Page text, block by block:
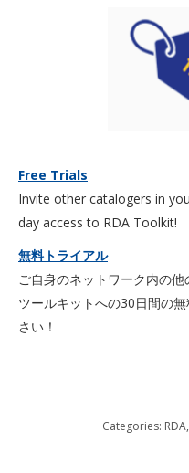
Free Trials
Invite other catalogers in
day access to RDA Toolkit!
無料トライアル
ご自身のネットワーク内の
ツールキットへの30日間の
さい！
Categories: RDA,